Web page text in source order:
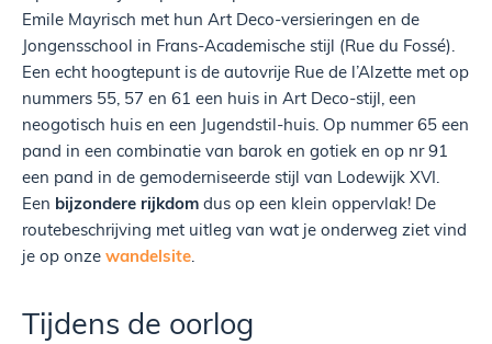
Emile Mayrisch met hun Art Deco-versieringen en de
Jongensschool in Frans-Academische stijl (Rue du Fossé).
Een echt hoogtepunt is de autovrije Rue de l’Alzette met op
nummers 55, 57 en 61 een huis in Art Deco-stijl, een
neogotisch huis en een Jugendstil-huis. Op nummer 65 een
pand in een combinatie van barok en gotiek en op nr 91
een pand in de gemoderniseerde stijl van Lodewijk XVI.
Een bijzondere rijkdom dus op een klein oppervlak! De
routebeschrijving met uitleg van wat je onderweg ziet vind
je op onze wandelsite.
Tijdens de oorlog